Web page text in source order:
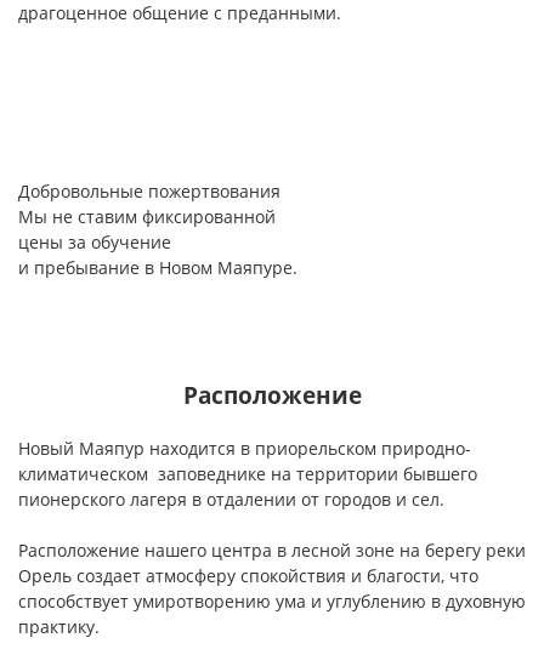
драгоценное общение с преданными.
Добровольные пожертвования
Мы не ставим фиксированной
цены за обучение
и пребывание в Новом Маяпуре.
Расположение
Новый Маяпур находится в приорельском природно-
климатическом заповеднике на территории бывшего
пионерского лагеря в отдалении от городов и сел.
Расположение нашего центра в лесной зоне на берегу реки
Орель создает атмосферу спокойствия и благости, что
способствует умиротворению ума и углублению в духовную
практику.